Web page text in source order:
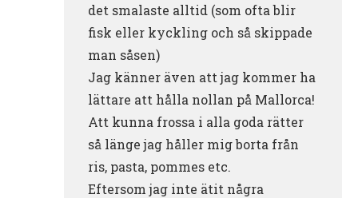
det smalaste alltid (som ofta blir
fisk eller kyckling och så skippade
man såsen)
Jag känner även att jag kommer ha
lättare att hålla nollan på Mallorca!
Att kunna frossa i alla goda rätter
så länge jag håller mig borta från
ris, pasta, pommes etc.
Eftersom jag inte ätit några